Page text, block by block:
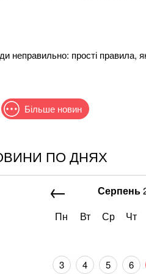
неправильно: прості правила,
Більше новин
слова Залужного щодо
що відомо про нову гучну
та роки роботи: що
ПО ДНЯХ
Серпень
Пн
Вт Ср Чт
3
4 5 6